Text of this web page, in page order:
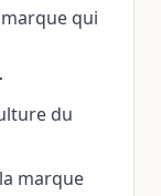
qui
du
marque